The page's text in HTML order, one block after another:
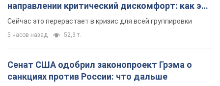
направлении критический дискомфорт: как это
удалось
Сейчас это перерастает в кризис для всей группировки
5 часов назад 52,3 т.
Сенат США одобрил законопроект Грэма о
санкциях против России: что дальше